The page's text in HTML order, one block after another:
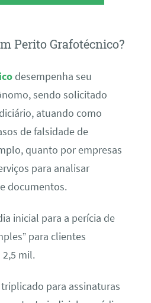
Perito Grafotécnico?
desempenha seu
sendo solicitado
atuando como
de falsidade de
quanto por empresas
para analisar
documentos.
inicial para a perícia de
para clientes
2,5 mil.
para assinaturas